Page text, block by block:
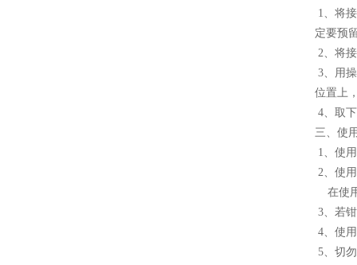
1、将
定要预
2、将
3、用
位置上
4、取
三、使
1、使
2、使
在使
3、若
4、使
5、切